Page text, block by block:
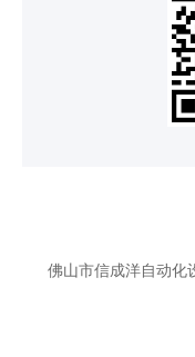
佛山市信成洋自动化